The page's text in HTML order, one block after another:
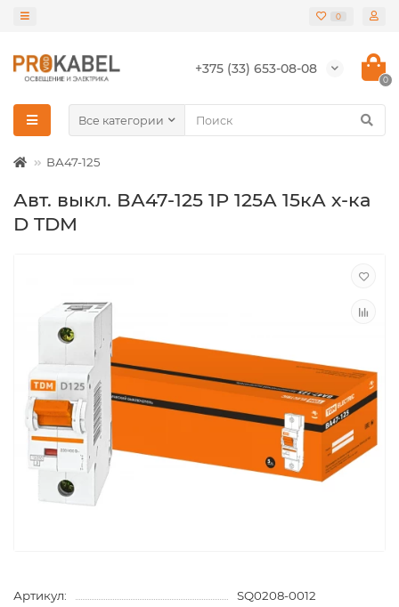
0
+375 (33) 653-08-08
0
Все категории
ВА47-125
Авт. выкл. ВА47-125 1Р 125А 15кА х-ка
D TDM
Артикул:
SQ0208-0012